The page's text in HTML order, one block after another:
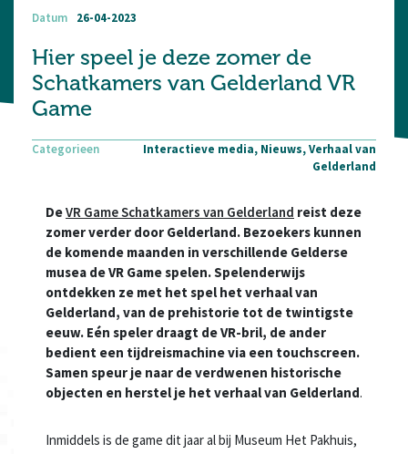
Datum 26-04-2023
Hier speel je deze zomer de
Schatkamers van Gelderland VR
Game
Categorieen
Interactieve media, Nieuws, Verhaal van
Gelderland
DeVR Game Schatkamers van Gelderland reist deze
zomer verder door Gelderland. Bezoekers kunnen
de komende maanden in verschillende Gelderse
musea de VR Game spelen. Spelenderwijs
ontdekken ze met het spel het verhaal van
Gelderland, van de prehistorie tot de twintigste
eeuw. Eén speler draagt de VR-bril, de ander
bedient een tijdreismachine via een touchscreen.
Samen speur je naar de verdwenen historische
objecten en herstel je het verhaal van Gelderland.
Inmiddels is de game dit jaar al bij Museum Het Pakhuis,